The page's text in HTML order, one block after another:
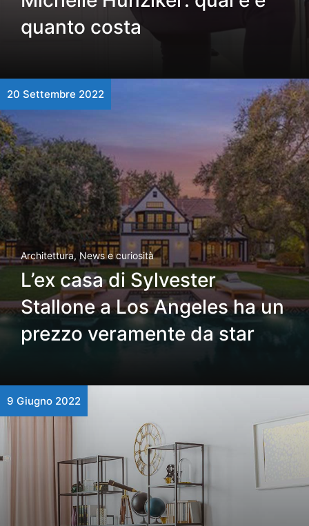
quanto costa
20 Settembre 2022
Architettura, News e curiosità
L’ex casa di Sylvester
Stallone a Los Angeles ha un
prezzo veramente da star
9 Giugno 2022